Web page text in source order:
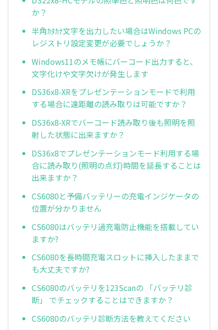
か？
半角ｶﾀｶﾅ文字を出力したい場合はWindows PCの
レジストリ設定変更が必要でしょうか？
Windows11のメモ帳にバーコード出力すると、
文字化けや文字欠けが発生します
DS36x8-XRをプレゼンテーションモードで利用
する場合に遠距離の読み取りは可能ですか？
DS36x8-XRでバーコード読み取り後も照明を照
射した状態に出来ますか？
DS36x8でプレゼンテーションモード利用する場
合に読み取り(照明の点灯)時間を延長することは
出来ますか？
CS6080と予備バッテリーの充電インジケータの
位置が分かりません
CS6080はバッテリ過充電防止機能を搭載してい
ますか?
CS6080を長時間充電スロットに挿入したままで
も大丈夫ですか?
CS6080のバッテリを123Scanの 「バッテリ診
断」 でチェックすることはできますか？
CS6080のバッテリ診断方法を教えてください